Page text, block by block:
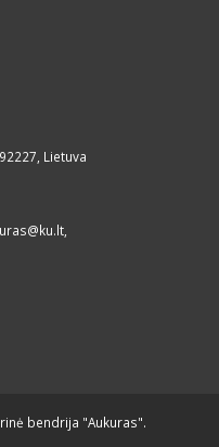
Lietuva
bendrija "Aukuras".